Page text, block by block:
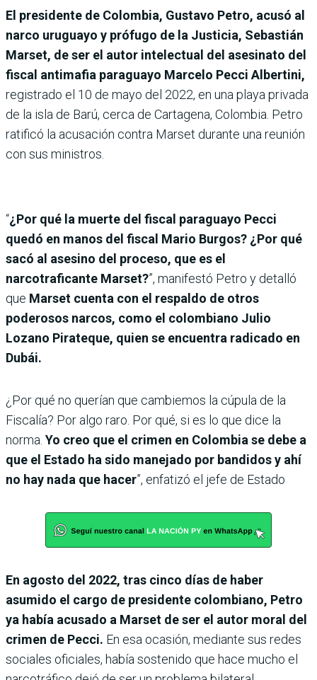
El presidente de Colombia, Gustavo Petro, acusó al
narco uruguayo y prófugo de la Justicia, Sebastián
Marset, de ser el autor intelectual del asesinato del
fiscal antimafia paraguayo Marcelo Pecci Albertini,
registrado el 10 de mayo del 2022, en una playa privada
de la isla de Barú, cerca de Cartagena, Colombia. Petro
ratificó la acusación contra Marset durante una reunión
con sus ministros.
“¿Por qué la muerte del fiscal paraguayo Pecci
quedó en manos del fiscal Mario Burgos? ¿Por qué
sacó al asesino del proceso, que es el
narcotraficante Marset?”, manifestó Petro y detalló
que Marset cuenta con el respaldo de otros
poderosos narcos, como el colombiano Julio
Lozano Pirateque, quien se encuentra radicado en
Dubái.
¿Por qué no querían que cambiemos la cúpula de la
Fiscalía? Por algo raro. Por qué, si es lo que dice la
norma. Yo creo que el crimen en Colombia se debe a
que el Estado ha sido manejado por bandidos y ahí
no hay nada que hacer”, enfatizó el jefe de Estado
En agosto del 2022, tras cinco días de haber
asumido el cargo de presidente colombiano, Petro
ya había acusado a Marset de ser el autor moral del
crimen de Pecci. En esa ocasión, mediante sus redes
sociales oficiales, había sostenido que hace mucho el